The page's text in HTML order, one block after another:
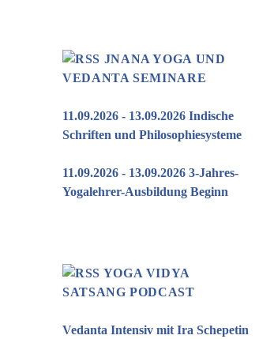
JNANA YOGA UND
VEDANTA SEMINARE
11.09.2026 - 13.09.2026 Indische
Schriften und Philosophiesysteme
11.09.2026 - 13.09.2026 3-Jahres-
Yogalehrer-Ausbildung Beginn
YOGA VIDYA
SATSANG PODCAST
Vedanta Intensiv mit Ira Schepetin